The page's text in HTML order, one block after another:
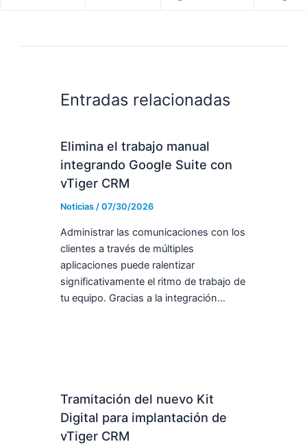
Entradas relacionadas
Elimina el trabajo manual
integrando Google Suite con
vTiger CRM
Noticias/ 07/30/2026
Administrar las comunicaciones con los
clientes a través de múltiples
aplicaciones puede ralentizar
significativamente el ritmo de trabajo de
tu equipo. Gracias a la integración…
Tramitación del nuevo Kit
Digital para implantación de
vTiger CRM